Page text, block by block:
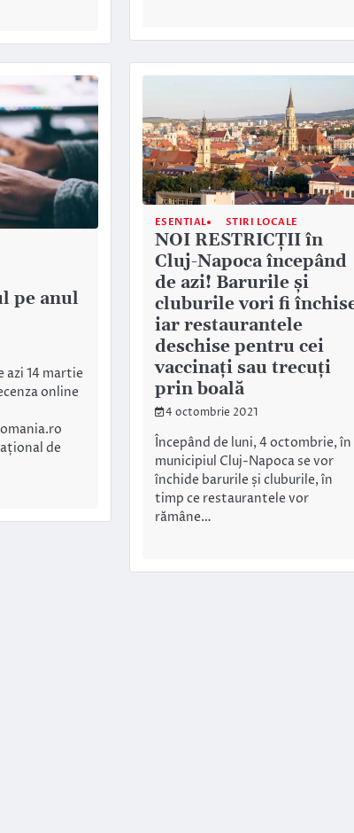
pe anul
azi 14 martie
online
de
ESENTIAL STIRI LOCALE
NOI RESTRICȚII în
Cluj-Napoca începând
de azi! Barurile și
cluburile vori fi
iar restaurantele
deschise pentru cei
vaccinați sau trecuți
prin boală
4 octombrie 2021
Începând de luni, 4 octombrie, în
municipiul Cluj-Napoca se vor
închide barurile și cluburile, în
timp ce restaurantele vor
rămâne…